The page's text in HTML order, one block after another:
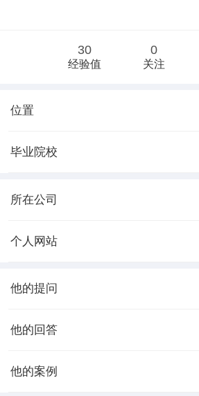
30
经验值
0
关注
位置
毕业院校
所在公司
个人网站
他的提问
他的回答
他的案例